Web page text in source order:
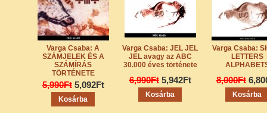
Varga Csaba: A
SZÁMJELEK ÉS A
SZÁMÍRÁS
TÖRTÉNETE
5,990Ft 5,092Ft
Varga Csaba: JEL JEL
JEL avagy az ABC
30.000 éves története
6,990Ft 5,942Ft
Varga Csaba:
LETTERS
8,000Ft